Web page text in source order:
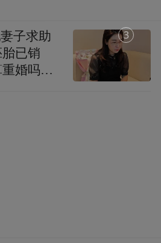
1
子求助
已销
婚吗？